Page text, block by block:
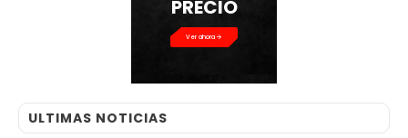
PRECIO
Ver ahora
ULTIMAS NOTICIAS